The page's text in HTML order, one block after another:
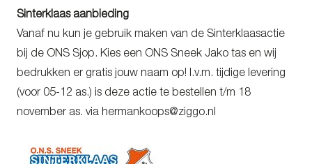
Sinterklaas aanbieding
Vanaf nu kun je gebruik maken van de Sinterklaasactie
bij de ONS Sjop. Kies een ONS Sneek Jako tas en wij
bedrukken er gratis jouw naam op! I.v.m. tijdige levering
(voor 05-12 as.) is deze actie te bestellen t/m 18
november as. via hermankoops@ziggo.nl